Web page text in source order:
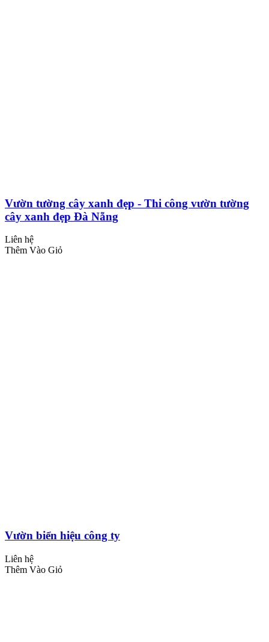
Vườn tường cây xanh đẹp - Thi công vườn tường
cây xanh đẹp Đà Nẵng
Liên hệ
Thêm Vào Giỏ
Vườn biển hiệu công ty
Liên hệ
Thêm Vào Giỏ